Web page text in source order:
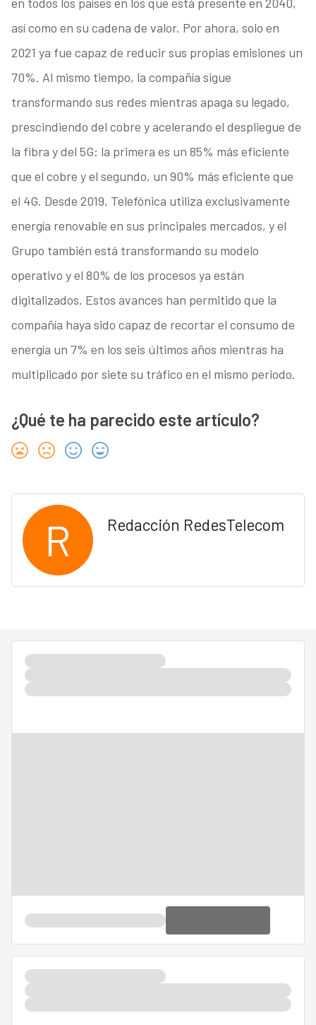
así como en su cadena de valor. Por ahora, solo en
2021 ya fue capaz de reducir sus propias emisiones un
70%. Al mismo tiempo, la compañía sigue
transformando sus redes mientras apaga su legado,
prescindiendo del cobre y acelerando el despliegue de
la fibra y del 5G: la primera es un 85% más eficiente
que el cobre y el segundo, un 90% más eficiente que
el 4G. Desde 2019, Telefónica utiliza exclusivamente
energía renovable en sus principales mercados, y el
Grupo también está transformando su modelo
operativo y el 80% de los procesos ya están
digitalizados. Estos avances han permitido que la
compañía haya sido capaz de recortar el consumo de
energía un 7% en los seis últimos años mientras ha
multiplicado por siete su tráfico en el mismo periodo.
¿Qué te ha parecido este artículo?
R Redacción RedesTelecom